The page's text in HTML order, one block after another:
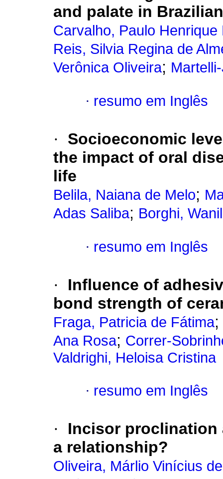
and palate in
Carvalho, Paulo Henrique
Reis, Silvia Regina de
Verônica Oliveira;
· resumo em Inglês
·
Socioeconomic
the impact of oral
life
Belila, Naiana de Melo;
Adas Saliba; Borghi,
· resumo em Inglês
·
Influence of
bond strength of
Fraga, Patricia de Fátima;
Ana Rosa; Correr-
Valdrighi, Heloisa Cristina
· resumo em Inglês
·
Incisor proclination
a relationship?
Oliveira, Márlio Vinícius de